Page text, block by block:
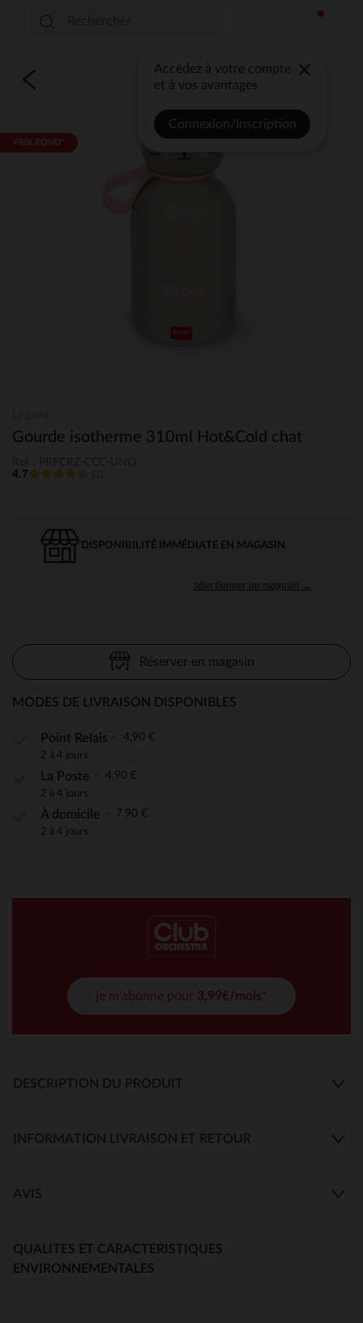
Accédez à votre compte
et à vos avantages
Connexion/Inscription
PRIX ROND*
Gourde isotherme 310ml Hot&Cold chat
4.7
DISPONIBILITÉ IMMÉDIATE EN MAGASIN
sélectionner un magasin →
Réserver en magasin
MODES DE LIVRAISON DISPONIBLES
Point Relais 4,90 €
2 à 4 jours
La Poste 4,90 €
2 à 4 jours
À domicile 7,90 €
2 à 4 jours
je m'abonne pour 3,99€/mois*
DESCRIPTION DU PRODUIT
INFORMATION LIVRAISON ET RETOUR
AVIS
QUALITES ET CARACTERISTIQUES
ENVIRONNEMENTALES